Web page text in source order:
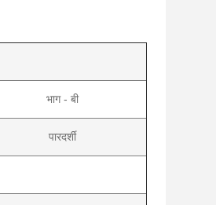
भाग - बी
पारदर्शी